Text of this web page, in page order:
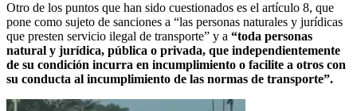
Otro de los puntos que han sido cuestionados es el artículo 8, que
pone como sujeto de sanciones a “las personas naturales y jurídicas
que presten servicio ilegal de transporte” y a “toda personas
natural y jurídica, pública o privada, que independientemente
de su condición incurra en incumplimiento o facilite a otros con
su conducta al incumplimiento de las normas de transporte”.